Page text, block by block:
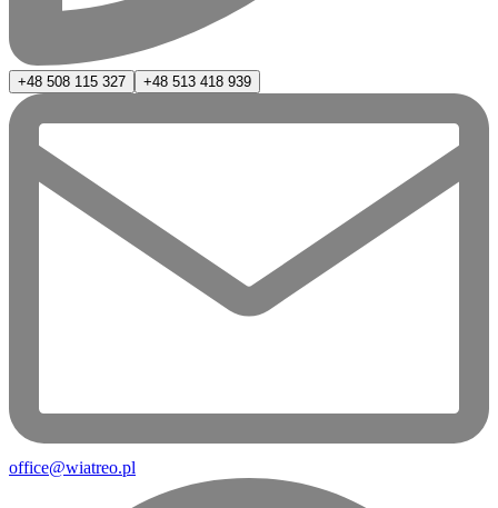
+48 508 115 327 +48 513 418 939
office@wiatreo.pl